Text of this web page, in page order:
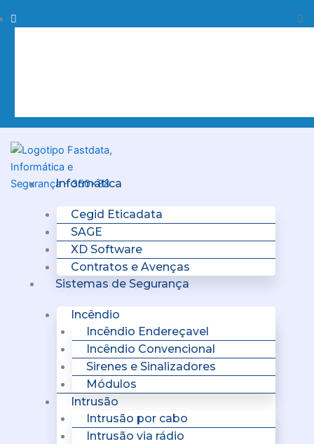
to
Procurar
Informática
Cegid Eticadata
SAGE
XD Software
Contratos e Avenças
Sistemas de Segurança
Incêndio
Incêndio Endereçavel
Incêndio Convencional
Sirenes e Sinalizadores
Módulos
Intrusão
Intrusão por cabo
Intrusão via rádio
Menu